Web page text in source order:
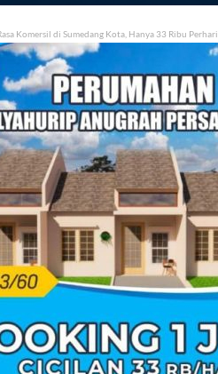
Komersil di Sumedang Kota, Hanya 33 Ribu Perhari